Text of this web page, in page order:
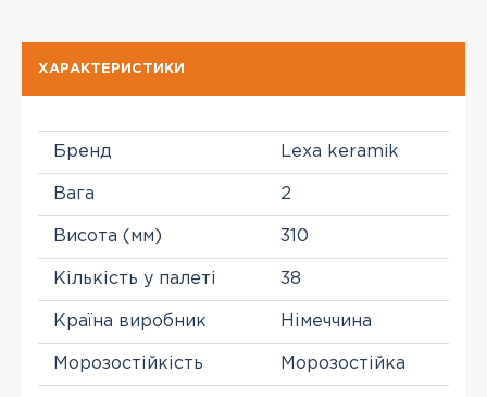
ХАРАКТЕРИСТИКИ
Бренд Lexa keramik
Вага 2
Висота (мм) 310
Кількість у палеті 38
Країна виробник Німеччина
Морозостійкість Морозостійка